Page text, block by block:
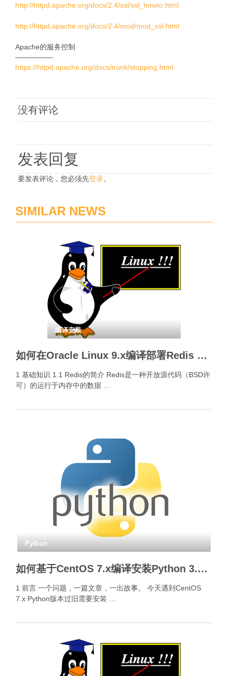
http://httpd.apache.org/docs/2.4/ssl/ssl_howto.html
http://httpd.apache.org/docs/2.4/mod/mod_ssl.html
Apache的服务控制
—————-
https://httpd.apache.org/docs/trunk/stopping.html
没有评论
发表回复
要发表评论，您必须先登录。
SIMILAR NEWS
编译安装
如何在Oracle Linux 9.x编译部署Redis 8.4.x？
1 基础知识 1.1 Redis的简介 Redis是一种开放源代码（BSD许
可）的运行于内存中的数据 …
Python
如何基于CentOS 7.x编译安装Python 3.x？
1 前言 一个问题，一篇文章，一出故事。 今天遇到CentOS
7.x Python版本过旧需要安装 …